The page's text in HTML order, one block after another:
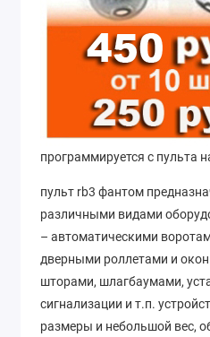
программируется с пульта
пульт rb3 фантом
различными видами
– автоматическими
дверными роллетами и
шторами, шлагбаумами,
сигнализации и т.п.
размеры и небольшой вес,